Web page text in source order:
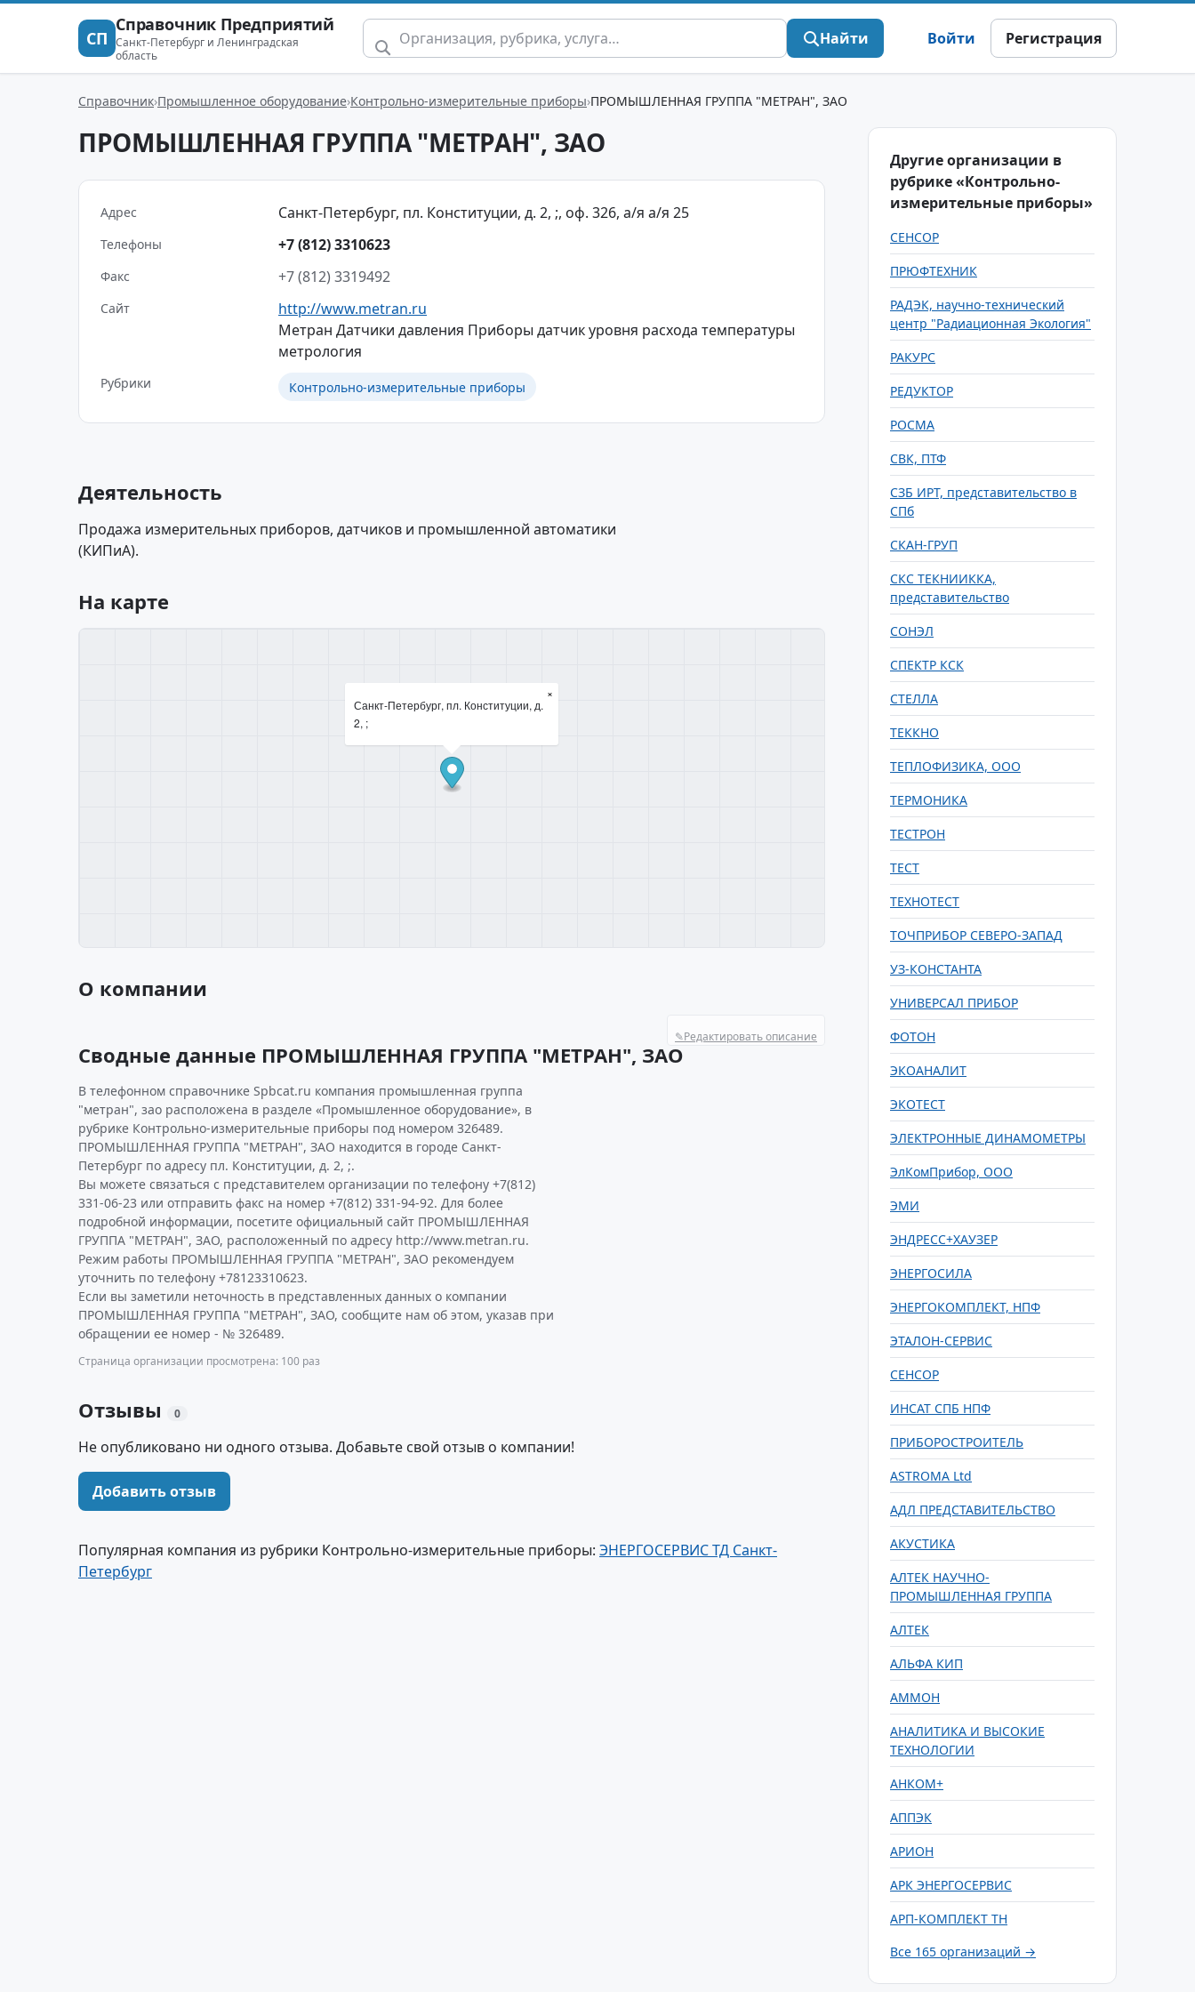
СП
Справочник Предприятий
Санкт-Петербург и Ленинградская
область
Найти Войти Регистрация
Справочник Промышленное оборудование Контрольно-измерительные приборы ПРОМЫШЛЕННАЯ ГРУППА "МЕТРАН", ЗАО
ПРОМЫШЛЕННАЯ ГРУППА "МЕТРАН", ЗАО
Адрес Санкт-Петербург, пл. Конституции, д. 2, ;, оф. 326, а/я а/я 25
Телефоны +7 (812) 3310623
Факс +7 (812) 3319492
Сайт
http://www.metran.ru
Метран Датчики давления Приборы датчик уровня расхода температуры
метрология
Рубрики Контрольно-измерительные приборы
Деятельность
Продажа измерительных приборов, датчиков и промышленной автоматики
(КИПиА).
На карте
Санкт-Петербург, пл. Конституции, д.
2, ;
×
О компании
✎Редактировать описание
Сводные данные ПРОМЫШЛЕННАЯ ГРУППА "МЕТРАН", ЗАО
В телефонном справочнике Spbcat.ru компания промышленная группа
"метран", зао расположена в разделе «Промышленное оборудование», в
рубрике Контрольно-измерительные приборы под номером 326489.
ПРОМЫШЛЕННАЯ ГРУППА "МЕТРАН", ЗАО находится в городе Санкт-
Петербург по адресу пл. Конституции, д. 2, ;.
Вы можете связаться с представителем организации по телефону +7(812)
331-06-23 или отправить факс на номер +7(812) 331-94-92. Для более
подробной информации, посетите официальный сайт ПРОМЫШЛЕННАЯ
ГРУППА "МЕТРАН", ЗАО, расположенный по адресу http://www.metran.ru.
Режим работы ПРОМЫШЛЕННАЯ ГРУППА "МЕТРАН", ЗАО рекомендуем
уточнить по телефону +78123310623.
Если вы заметили неточность в представленных данных о компании
ПРОМЫШЛЕННАЯ ГРУППА "МЕТРАН", ЗАО, сообщите нам об этом, указав при
обращении ее номер - № 326489.
Страница организации просмотрена: 100 раз
Отзывы 0
Не опубликовано ни одного отзыва. Добавьте свой отзыв о компании!
Добавить отзыв
Популярная компания из рубрики Контрольно-измерительные приборы: ЭНЕРГОСЕРВИС ТД Санкт-
Петербург
Другие организации в
рубрике «Контрольно-
измерительные приборы»
СЕНСОР
ПРЮФТЕХНИК
РАДЭК, научно-технический
центр "Радиационная Экология"
РАКУРС
РЕДУКТОР
РОСМА
СВК, ПТФ
СЗБ ИРТ, представительство в
СПб
СКАН-ГРУП
СКС ТЕКНИИККА,
представительство
СОНЭЛ
СПЕКТР КСК
СТЕЛЛА
ТЕККНО
ТЕПЛОФИЗИКА, ООО
ТЕРМОНИКА
ТЕСТРОН
ТЕСТ
ТЕХНОТЕСТ
ТОЧПРИБОР СЕВЕРО-ЗАПАД
УЗ-КОНСТАНТА
УНИВЕРСАЛ ПРИБОР
ФОТОН
ЭКОАНАЛИТ
ЭКОТЕСТ
ЭЛЕКТРОННЫЕ ДИНАМОМЕТРЫ
ЭлКомПрибор, ООО
ЭМИ
ЭНДРЕСС+ХАУЗЕР
ЭНЕРГОСИЛА
ЭНЕРГОКОМПЛЕКТ, НПФ
ЭТАЛОН-СЕРВИС
СЕНСОР
ИНСАТ СПБ НПФ
ПРИБОРОСТРОИТЕЛЬ
ASTROMA Ltd
АДЛ ПРЕДСТАВИТЕЛЬСТВО
АКУСТИКА
АЛТЕК НАУЧНО-
ПРОМЫШЛЕННАЯ ГРУППА
АЛТЕК
АЛЬФА КИП
АММОН
АНАЛИТИКА И ВЫСОКИЕ
ТЕХНОЛОГИИ
АНКОМ+
АППЭК
АРИОН
АРК ЭНЕРГОСЕРВИС
АРП-КОМПЛЕКТ ТН
Все 165 организаций →